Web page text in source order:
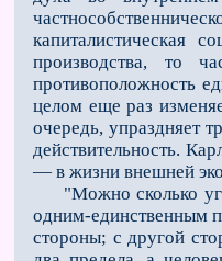
капиталистическая
производства, то
противоположность
целом еще раз
очередь, упраздняет
действительность.
— в жизни внешней
"Можно сколько
одним-единственным
стороны; с другой